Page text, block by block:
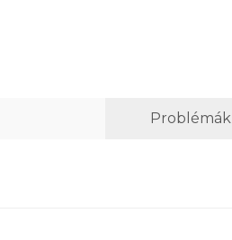
Problémák